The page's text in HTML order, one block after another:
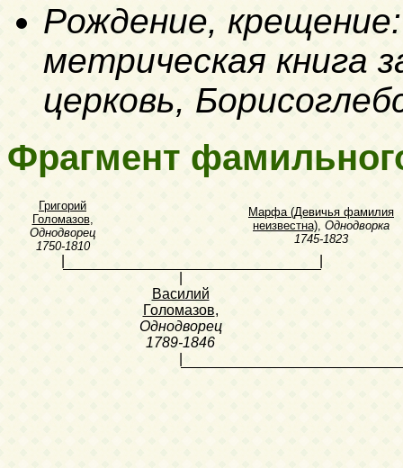
Рождение,
метрическая книга
церковь,
Фрагмент
Григорий
Голомазов,
Однодворец
1750-1810
Марфа (Девичья фамилия
неизвестна), Однодворка
1745-1823
Василий
Голомазов,
Однодворец
1789-1846